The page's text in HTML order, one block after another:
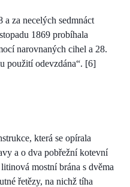
a za necelých sedmnáct
1869 probíhala
narovnaných cihel a 28.
použití odevzdána“. [6]
která se opírala
a o dva pobřežní kotevní
mostní brána s dvěma
řetězy, na nichž tíha